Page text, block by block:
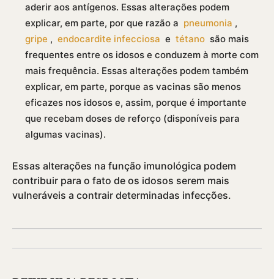
aderir aos antí­genos. Essas alterações podem
explicar, em parte, por que razão a pneumonia ,
gripe , endocardite infecciosa e tétano são mais
frequentes entre os idosos e conduzem à morte com
mais frequência. Essas alterações podem também
explicar, em parte, porque as vacinas são menos
eficazes nos idosos e, assim, porque é importante
que recebam doses de reforço (disponí­veis para
algumas vacinas).
Essas alterações na função imunológica podem
contribuir para o fato de os idosos serem mais
vulneráveis a contrair determinadas infecções.